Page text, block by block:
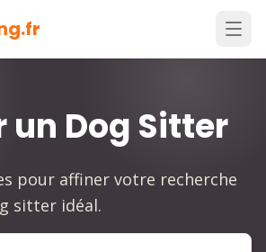
un Dog Sitter
pour affiner votre recherche
sitter idéal.